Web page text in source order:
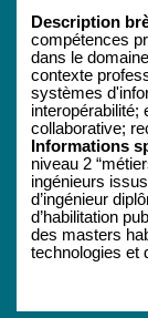
Description
compétences
dans le
contexte
systèmes
interopérabilité;
collaborative;
Informations
niveau 2
ingénieurs
d’ingénieur
d’habilitation
des masters
technologies et